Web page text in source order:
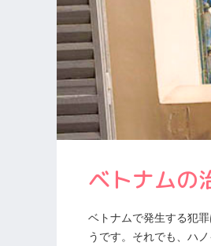
ベトナムの
ベトナムで発生する犯
うです。それでも、ハ